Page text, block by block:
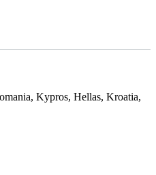
Kypros, Hellas, Kroatia,